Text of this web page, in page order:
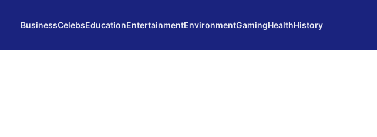
BusinessCelebsEducationEntertainmentEnvironmentGamingHealthHistory